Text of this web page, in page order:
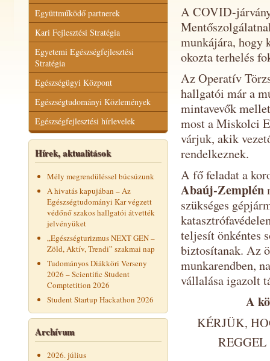
Együttműködő partnerek
Kari Fejlesztési Stratégia
Egyetemi Egészségfejlesztési
Stratégia
Egészségügyi Központ
Egészségtudományi Közlemények
Egészségfejlesztési hírlevelek
Hírek, aktualitások
Mély megrendüléssel búcsúzunk
A hivatás kapujában – Az
Egészségtudományi Kar végzett
védőnő szakos hallgatói átvették
jelvényüket
„Egészségturizmus NEXT GEN –
Zöld, Aktív, Trendi” szakmai nap
Tudományos Diákköri Verseny
2026 – Scientific Student
Comptetition 2026
Student Startup Hackathon 2026
Archívum
2026. július
A COVID-
munkájára, hogy
okozta terhelés
Az Operatív
hallgatói már a
mintavevők
most a Miskolci
várjuk, akik
rendelkeznek.
A fő feladat a
Abaúj-Zemplén
szükséges
teljesít önkéntes
biztosítanak. Az
munkarendben,
vállalása igazolt
A
KÉRJÜK,
REGGEL